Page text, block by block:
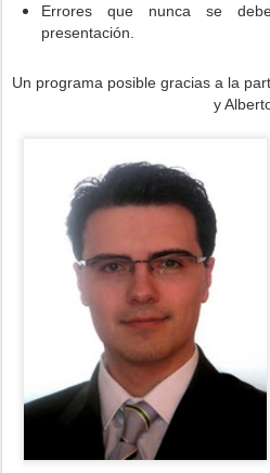
Errores que nunca se
presentación.
Un programa posible gracias a la
y